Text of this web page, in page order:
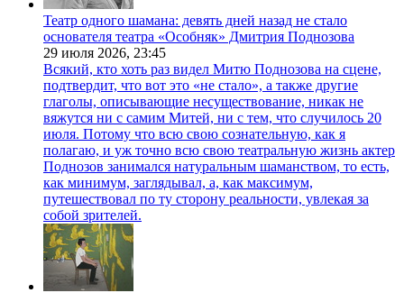
Театр одного шамана: девять дней назад не стало
основателя театра «Особняк» Дмитрия Поднозова
29 июля 2026, 23:45
Всякий, кто хоть раз видел Митю Поднозова на сцене,
подтвердит, что вот это «не стало», а также другие
глаголы, описывающие несуществование, никак не
вяжутся ни с самим Митей, ни с тем, что случилось 20
июля. Потому что всю свою сознательную, как я
полагаю, и уж точно всю свою театральную жизнь актер
Поднозов занимался натуральным шаманством, то есть,
как минимум, заглядывал, а, как максимум,
путешествовал по ту сторону реальности, увлекая за
собой зрителей.